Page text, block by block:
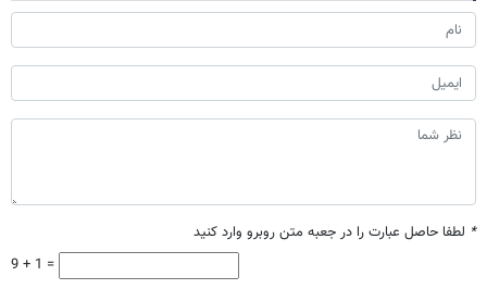
* لطفا حاصل عبارت را در جعبه متن روبرو وارد کنید
9 + 1 =